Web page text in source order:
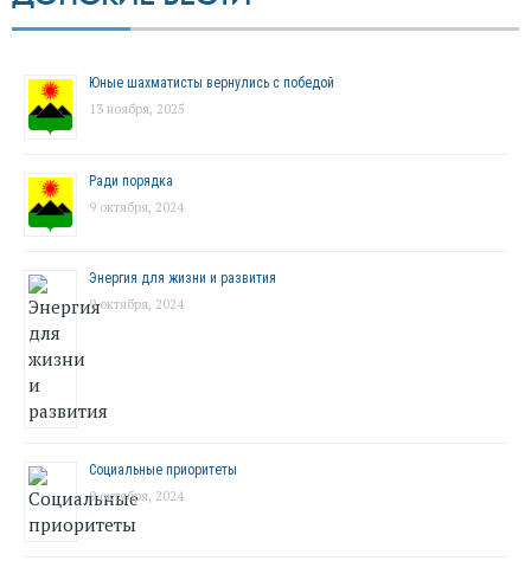
Юные шахматисты вернулись с победой
13 ноября, 2025
Ради порядка
9 октября, 2024
Энергия для жизни и развития
9 октября, 2024
Социальные приоритеты
9 октября, 2024